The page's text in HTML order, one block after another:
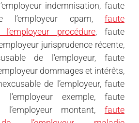
indemnisation, faute
l’employeur cpam, faute
procédure, faute
jurisprudence récente,
de l’employeur, faute
dommages et intérêts,
de l’employeur, faute
l’employeur exemple, faute
l’employeur montant, faute